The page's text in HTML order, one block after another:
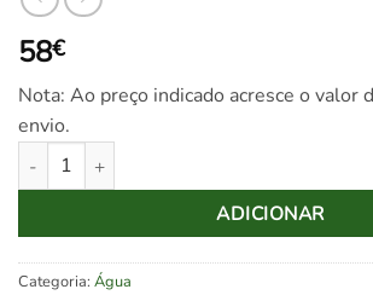
58€
Nota: Ao preço indicado acresce o valor
envio.
Quantidade de Jerrycan água 20L metálico
ADICIONAR
Categoria: Água